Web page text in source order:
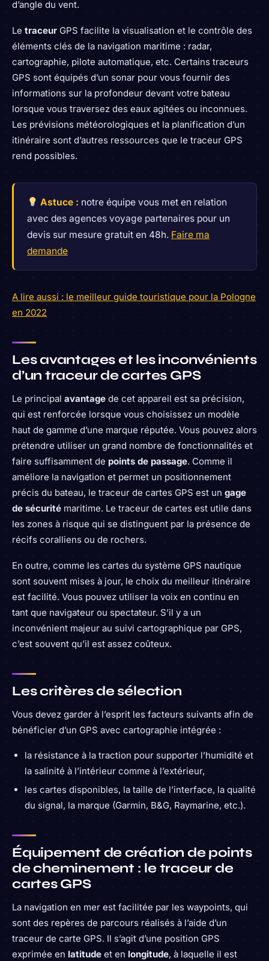
d’angle du vent.
Le traceur GPS facilite la visualisation et le contrôle des
éléments clés de la navigation maritime : radar,
cartographie, pilote automatique, etc. Certains traceurs
GPS sont équipés d’un sonar pour vous fournir des
informations sur la profondeur devant votre bateau
lorsque vous traversez des eaux agitées ou inconnues.
Les prévisions météorologiques et la planification d’un
itinéraire sont d’autres ressources que le traceur GPS
rend possibles.
Astuce : notre équipe vous met en relation
avec des agences voyage partenaires pour un
devis sur mesure gratuit en 48h. Faire ma
demande
A lire aussi : le meilleur guide touristique pour la Pologne
en 2022
Les avantages et les inconvénients
d’un traceur de cartes GPS
Le principal avantage de cet appareil est sa précision,
qui est renforcée lorsque vous choisissez un modèle
haut de gamme d’une marque réputée. Vous pouvez alors
prétendre utiliser un grand nombre de fonctionnalités et
faire suffisamment de points de passage. Comme il
améliore la navigation et permet un positionnement
précis du bateau, le traceur de cartes GPS est un gage
de sécurité maritime. Le traceur de cartes est utile dans
les zones à risque qui se distinguent par la présence de
récifs coralliens ou de rochers.
En outre, comme les cartes du système GPS nautique
sont souvent mises à jour, le choix du meilleur itinéraire
est facilité. Vous pouvez utiliser la voix en continu en
tant que navigateur ou spectateur. S’il y a un
inconvénient majeur au suivi cartographique par GPS,
c’est souvent qu’il est assez coûteux.
Les critères de sélection
Vous devez garder à l’esprit les facteurs suivants afin de
bénéficier d’un GPS avec cartographie intégrée :
la résistance à la traction pour supporter l’humidité et
la salinité à l’intérieur comme à l’extérieur,
les cartes disponibles, la taille de l’interface, la qualité
du signal, la marque (Garmin, B&G, Raymarine, etc.).
Équipement de création de points
de cheminement : le traceur de
cartes GPS
La navigation en mer est facilitée par les waypoints, qui
sont des repères de parcours réalisés à l’aide d’un
traceur de carte GPS. Il s’agit d’une position GPS
exprimée en latitude et en longitude, à laquelle il est